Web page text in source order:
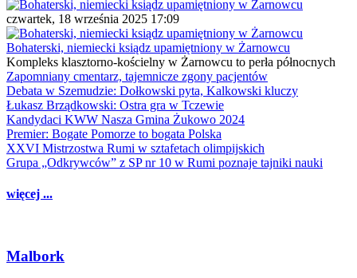
czwartek, 18 września 2025 17:09
Bohaterski, niemiecki ksiądz upamiętniony w Żarnowcu
Kompleks klasztorno-kościelny w Żarnowcu to perła północnych
Zapomniany cmentarz, tajemnicze zgony pacjentów
Debata w Szemudzie: Dołkowski pyta, Kalkowski kluczy
Łukasz Brządkowski: Ostra gra w Tczewie
Kandydaci KWW Nasza Gmina Żukowo 2024
Premier: Bogate Pomorze to bogata Polska
XXVI Mistrzostwa Rumi w sztafetach olimpijskich
Grupa „Odkrywców” z SP nr 10 w Rumi poznaje tajniki nauki
więcej ...
Malbork